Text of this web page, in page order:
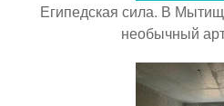
Египедская сила. В
необычный